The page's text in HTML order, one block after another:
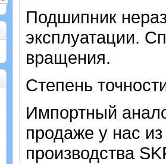
Подшипник
эксплуатации.
вращения.
Степень
Импортный
продаже у нас
производства